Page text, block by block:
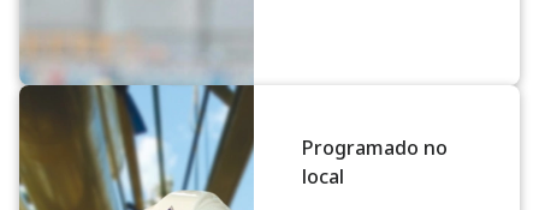
Programado no
local